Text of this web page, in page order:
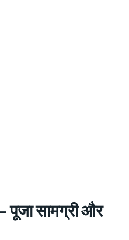
पूजा सामग्री और